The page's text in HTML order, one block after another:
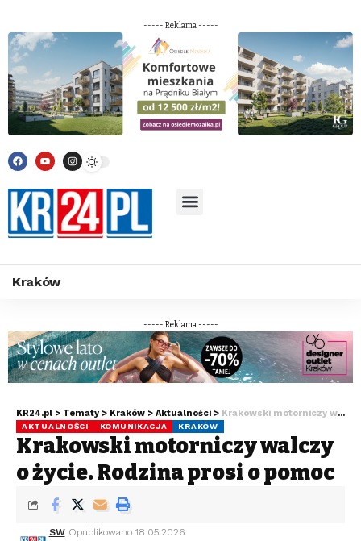
----- Reklama -----
Kraków
----- Reklama -----
KR24.pl > Tematy > Kraków > Aktualności > Krakowski motorniczy walczy o życie. Rodzina prosi o pomoc
AKTUALNOŚCI KOMUNIKACJA KRAKÓW
Krakowski motorniczy walczy
o życie. Rodzina prosi o pomoc
SW Opublikowano 18.05.2026